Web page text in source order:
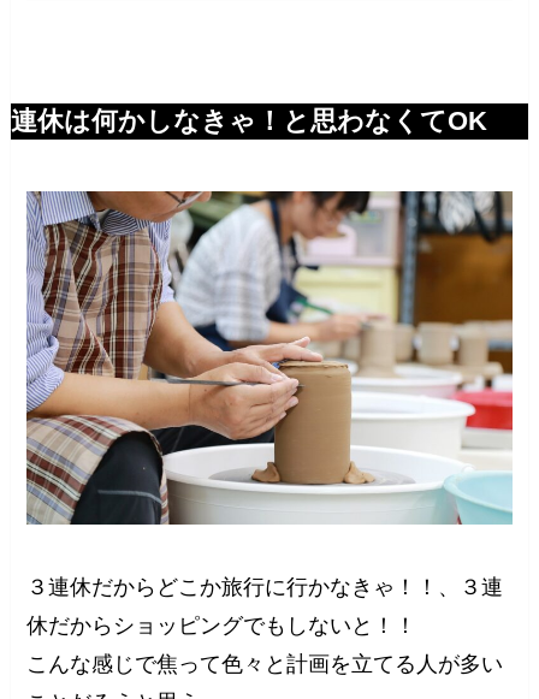
連休は何かしなきゃ！と思わなくてOK
３連休だからどこか旅行に行かなきゃ！！、３連
休だからショッピングでもしないと！！
こんな感じで焦って色々と計画を立てる人が多い